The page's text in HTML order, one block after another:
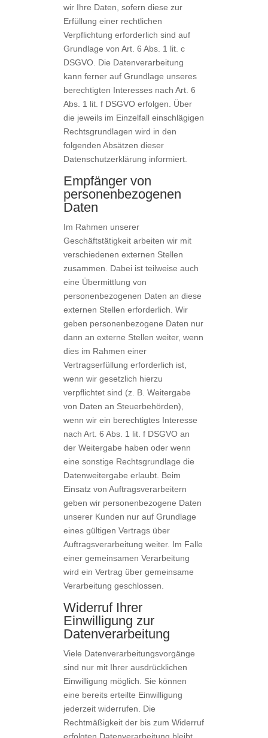
wir Ihre Daten, sofern diese zur
Erfüllung einer rechtlichen
Verpflichtung erforderlich sind auf
Grundlage von Art. 6 Abs. 1 lit. c
DSGVO. Die Datenverarbeitung
kann ferner auf Grundlage unseres
berechtigten Interesses nach Art. 6
Abs. 1 lit. f DSGVO erfolgen. Über
die jeweils im Einzelfall einschlägigen
Rechtsgrundlagen wird in den
folgenden Absätzen dieser
Datenschutzerklärung informiert.
Empfänger von
personenbezogenen
Daten
Im Rahmen unserer
Geschäftstätigkeit arbeiten wir mit
verschiedenen externen Stellen
zusammen. Dabei ist teilweise auch
eine Übermittlung von
personenbezogenen Daten an diese
externen Stellen erforderlich. Wir
geben personenbezogene Daten nur
dann an externe Stellen weiter, wenn
dies im Rahmen einer
Vertragserfüllung erforderlich ist,
wenn wir gesetzlich hierzu
verpflichtet sind (z. B. Weitergabe
von Daten an Steuerbehörden),
wenn wir ein berechtigtes Interesse
nach Art. 6 Abs. 1 lit. f DSGVO an
der Weitergabe haben oder wenn
eine sonstige Rechtsgrundlage die
Datenweitergabe erlaubt. Beim
Einsatz von Auftragsverarbeitern
geben wir personenbezogene Daten
unserer Kunden nur auf Grundlage
eines gültigen Vertrags über
Auftragsverarbeitung weiter. Im Falle
einer gemeinsamen Verarbeitung
wird ein Vertrag über gemeinsame
Verarbeitung geschlossen.
Widerruf Ihrer
Einwilligung zur
Datenverarbeitung
Viele Datenverarbeitungsvorgänge
sind nur mit Ihrer ausdrücklichen
Einwilligung möglich. Sie können
eine bereits erteilte Einwilligung
jederzeit widerrufen. Die
Rechtmäßigkeit der bis zum Widerruf